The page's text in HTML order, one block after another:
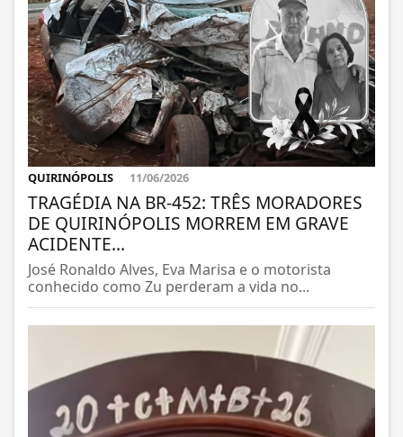
QUIRINÓPOLIS 11/06/2026
TRAGÉDIA NA BR-452: TRÊS MORADORES
DE QUIRINÓPOLIS MORREM EM GRAVE
ACIDENTE...
José Ronaldo Alves, Eva Marisa e o motorista
conhecido como Zu perderam a vida no...